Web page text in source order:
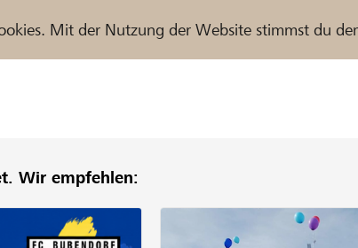
Mit der Nutzung der Website stimmst du
Partner / Raiffeisenbank
Wir empfehlen: